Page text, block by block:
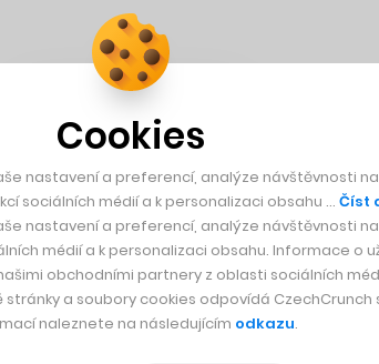
Cookies
nastavení a preferencí, analýze návštěvnosti
sociálních médií a k personalizaci obsahu … Číst
nastavení a preferencí, analýze návštěvnosti
médií a k personalizaci obsahu. Informace o
obchodními partnery z oblasti sociálních
a soubory cookies odpovídá CzechCrunch
naleznete na následujícím odkazu.